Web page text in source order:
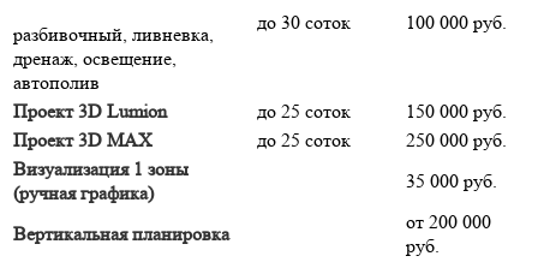
разбивочный, ливневка,
дренаж, освещение,
автополив
до 30 соток 100 000 руб.
Проект 3D Lumion до 25 соток
150 000 руб.
Проект 3D MAX
до 25 соток
250 000 руб.
Визуализация 1 зоны
(ручная графика)
35 000 руб.
Вертикальная планировка
от 200 000
руб.